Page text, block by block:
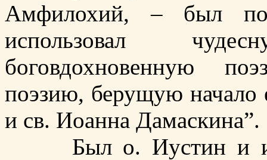
Амфилохий, – был
использовал
боговдохновенную
поэзию, берущую
и св. Иоанна Дамаскина”.
Был о. Иустин и